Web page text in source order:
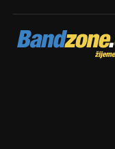
Bandzone.cz
žijeme hudbou